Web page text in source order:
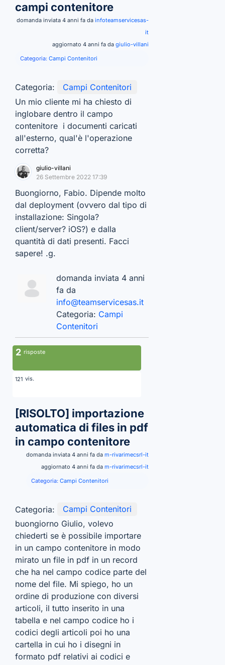
campi contenitore
domanda inviata 4 anni fa da infoteamservicesas-
it
aggiornato 4 anni fa da giulio-villani
Categoria: Campi Contenitori
Categoria:
Campi Contenitori
Un mio cliente mi ha chiesto di
inglobare dentro il campo
contenitore i documenti caricati
all'esterno, qual'è l'operazione
corretta?
giulio-villani
26 Settembre 2022 17:39
Buongiorno, Fabio. Dipende molto
dal deployment (ovvero dal tipo di
installazione: Singola?
client/server? iOS?) e dalla
quantità di dati presenti. Facci
sapere! .g.
domanda inviata 4 anni
fa da
info@teamservicesas.it
Categoria: Campi
Contenitori
2 risposte
121 vis.
[RISOLTO] importazione
automatica di files in pdf
in campo contenitore
domanda inviata 4 anni fa da m-rivarimecsrl-it
aggiornato 4 anni fa da m-rivarimecsrl-it
Categoria: Campi Contenitori
Categoria:
Campi Contenitori
buongiorno Giulio, volevo
chiederti se è possibile importare
in un campo contenitore in modo
mirato un file in pdf in un record
che ha nel campo codice parte del
nome del file. Mi spiego, ho un
ordine di produzione con diversi
articoli, il tutto inserito in una
tabella e nel campo codice ho i
codici degli articoli poi ho una
cartella in cui ho i disegni in
formato pdf relativi ai codici e